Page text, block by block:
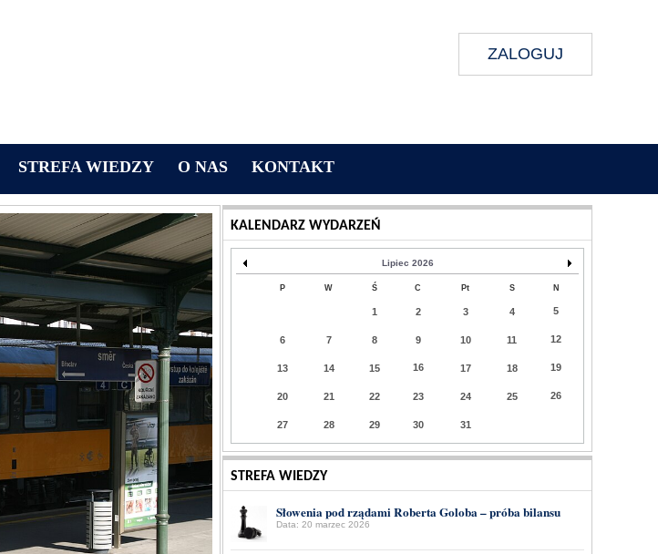
ZALOGUJ
STREFA WIEDZY O NAS KONTAKT
KALENDARZ WYDARZEŃ
Lipiec 2026
P W Ś C Pt S N
1 2 3 4 5
6 7 8 9 10 11 12
13 14 15 16 17 18 19
20 21 22 23 24 25 26
27 28 29 30 31
STREFA WIEDZY
Słowenia pod rządami Roberta Goloba – próba bilansu
Data: 20 marzec 2026
Wykonanie:Delta Interactive